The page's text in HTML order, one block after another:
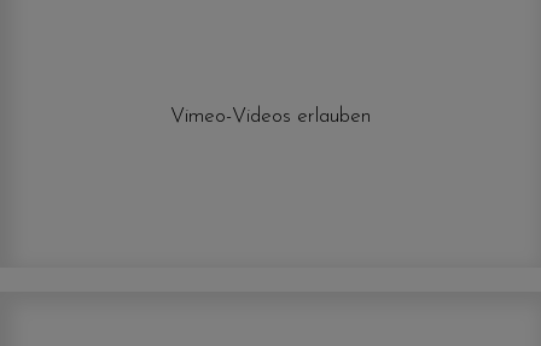
Vimeo-Videos erlauben